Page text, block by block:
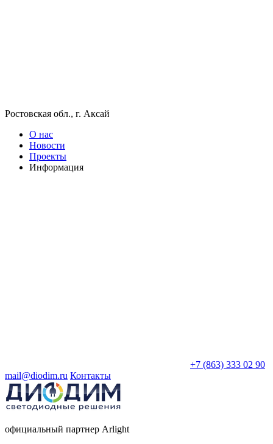
Ростовская обл., г. Аксай
О нас
Новости
Проекты
Информация
+7 (863) 333 02 90
mail@diodim.ru Контакты
официальный партнер Arlight